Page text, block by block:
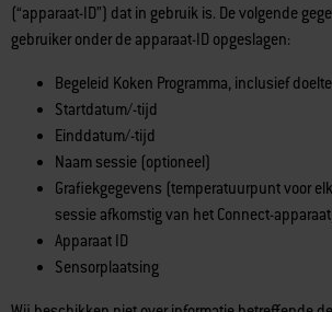
(“apparaat-ID”) dat in gebruik is. De volgende
gebruiker onder de apparaat-ID opgeslagen:
Begeleid Koken Programma, inclusief
Startdatum/-tijd
Einddatum/-tijd
Naam sessie (optioneel)
Grafiekgegevens (temperatuurpunt voor
sessie afkomstig van het Connect-
Apparaat ID
Sensorplaatsing